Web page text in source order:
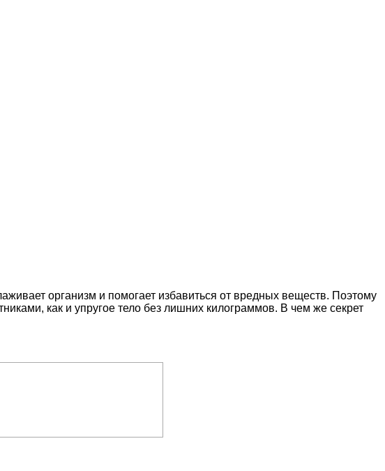
организм и помогает избавиться от вредных веществ. Поэтому
как и упругое тело без лишних килограммов. В чем же секрет